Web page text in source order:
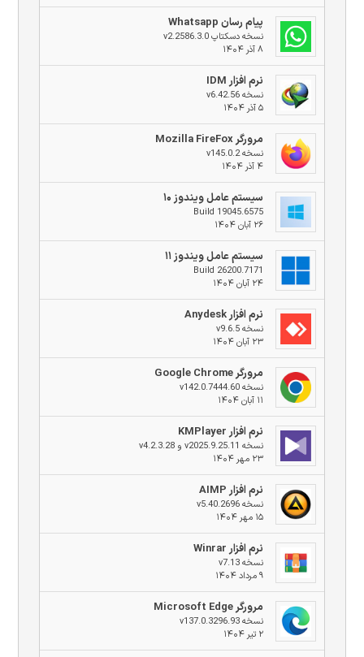
پیام رسان Whatsapp
نسخه دسکتاپ v2.2586.3.0
۸ آذر ۱۴۰۴
نرم افزار IDM
نسخه v6.42.56
۵ آذر ۱۴۰۴
مرورگر Mozilla FireFox
نسخه v145.0.2
۴ آذر ۱۴۰۴
سیستم عامل ویندوز ۱۰
Build 19045.6575
۲۶ آبان ۱۴۰۴
سیستم عامل ویندوز ۱۱
Build 26200.7171
۲۴ آبان ۱۴۰۴
نرم افزار Anydesk
نسخه v9.6.5
۲۳ آبان ۱۴۰۴
مرورگر Google Chrome
نسخه v142.0.7444.60
۱۱ آبان ۱۴۰۴
نرم افزار KMPlayer
نسخه v2025.9.25.11 و v4.2.3.28
۲۳ مهر ۱۴۰۴
نرم افزار AIMP
نسخه v5.40.2696
۱۵ مهر ۱۴۰۴
نرم افزار Winrar
نسخه v7.13
۹ مرداد ۱۴۰۴
مرورگر Microsoft Edge
نسخه v137.0.3296.93
۲ تیر ۱۴۰۴